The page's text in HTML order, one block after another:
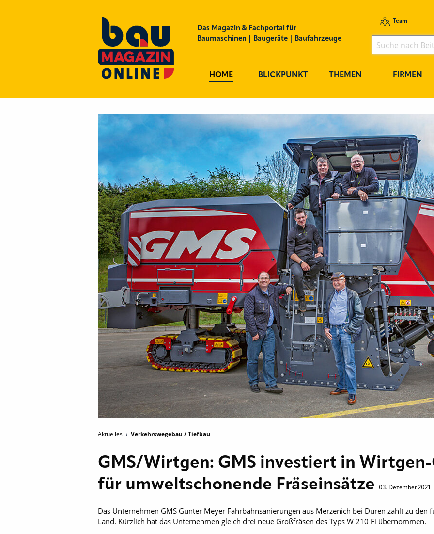
Das Magazin & Fachportal für
Baumaschinen | Baugeräte | Baufahrzeuge
Team
HOME BLICKPUNKT THEMEN FIRMEN
Aktuelles Verkehrswegebau / Tiefbau
GMS/Wirtgen: GMS investiert in
für umweltschonende Fräseinsätze
03. Dezember 2021
Das Unternehmen GMS Günter Meyer Fahrbahnsanierungen aus Merzenich bei Düren zählt zu den
Land. Kürzlich hat das Unternehmen gleich drei neue Großfräsen des Typs W 210 Fi übernommen.